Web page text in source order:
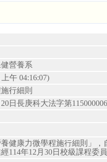
營養系
上午 04:16:07)
行細則
日長庚科大法字第
健康力微學程施行細則」，
114年12月30日校級課程委